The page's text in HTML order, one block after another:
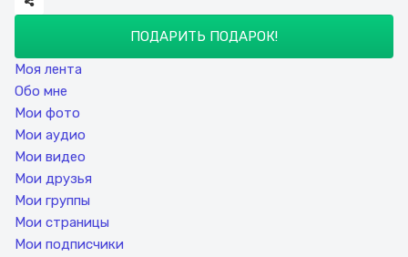
ПОДАРИТЬ ПОДАРОК!
Моя лента
Обо мне
Мои фото
Мои аудио
Мои видео
Мои друзья
Мои группы
Мои страницы
Мои подписчики